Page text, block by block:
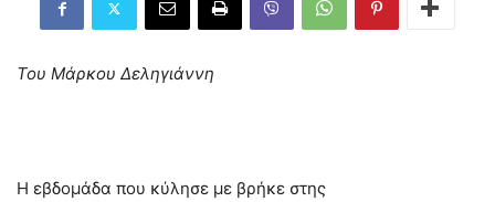
Του Μάρκου Δεληγιάννη
Η εβδομάδα που κύλησε με βρήκε στης